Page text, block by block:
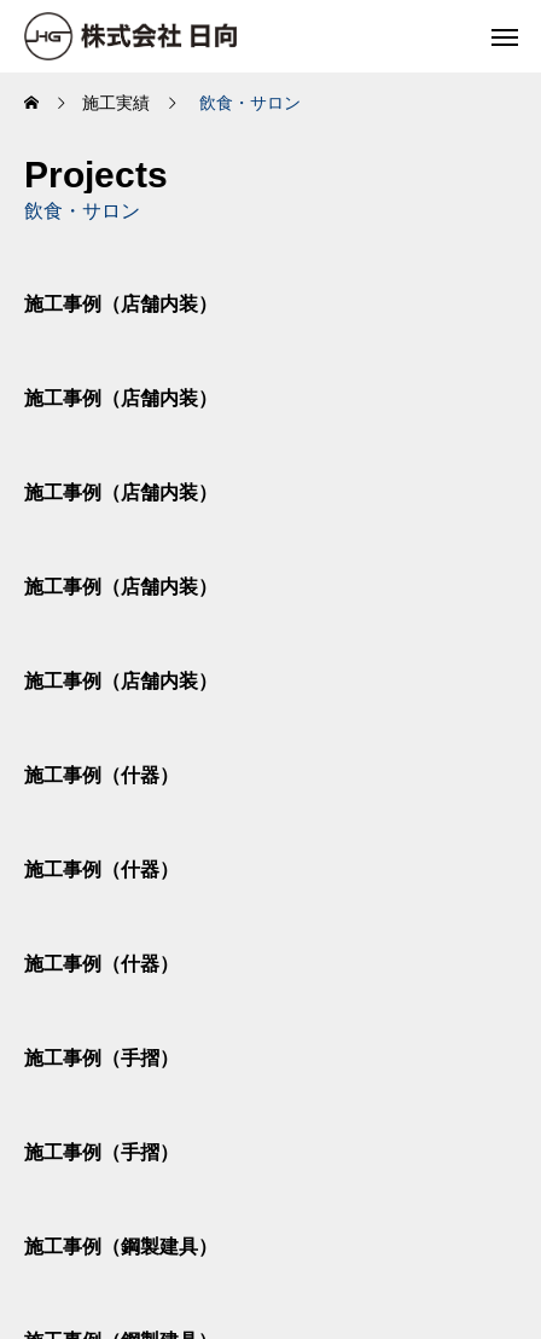
施工実績 飲食・サロン
Projects
飲食・サロン
施工事例（店舗内装）
施工事例（店舗内装）
施工事例（店舗内装）
施工事例（店舗内装）
施工事例（店舗内装）
施工事例（什器）
施工事例（什器）
施工事例（什器）
施工事例（手摺）
施工事例（手摺）
施工事例（鋼製建具）